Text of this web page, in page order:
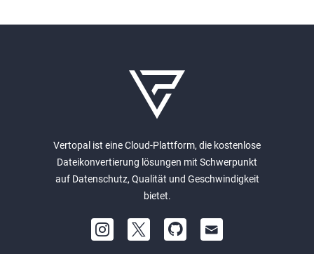
Vertopal ist eine Cloud-Plattform, die kostenlose
Dateikonvertierung lösungen mit Schwerpunkt
auf Datenschutz, Qualität und Geschwindigkeit
bietet.